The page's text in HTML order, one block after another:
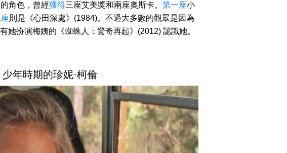
角色，曾經獲得三座艾美獎和兩座奧斯卡。 第一座小
則是《心田深處》(1984)。不過大多數的觀眾是因為
她扮演梅姨的《蜘蛛人：驚奇再起》(2012) 認識她。
年時期的珍妮·柯倫